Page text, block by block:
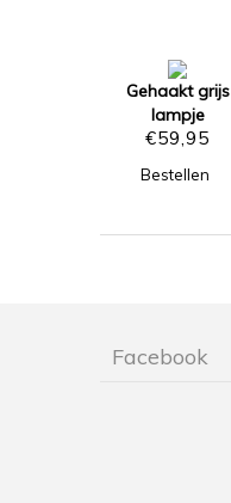
Gehaakt grijs
lampje
€59,95
Bestellen
Facebook